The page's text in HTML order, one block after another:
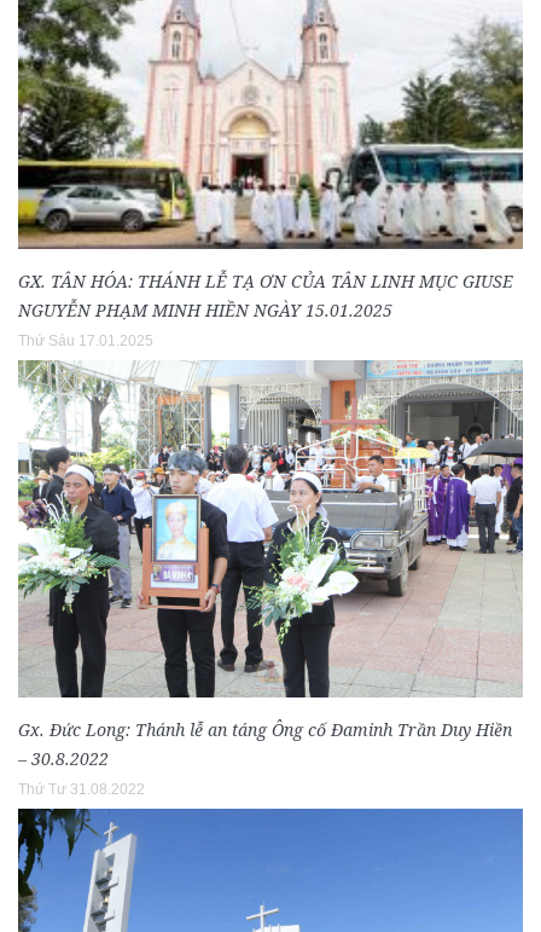
GX. TÂN HÓA: THÁNH LỄ TẠ ƠN CỦA TÂN LINH MỤC GIUSE
NGUYỄN PHẠM MINH HIỀN NGÀY 15.01.2025
Thứ Sáu 17.01.2025
Gx. Đức Long: Thánh lễ an táng Ông cố Đaminh Trần Duy Hiền
– 30.8.2022
Thứ Tư 31.08.2022